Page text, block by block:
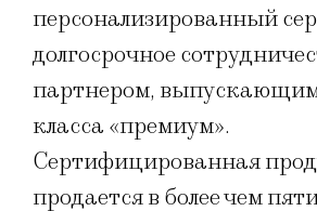
персонализированный
долгосрочное
партнером,
класса «премиум».
Сертифицированная
продается в более чем